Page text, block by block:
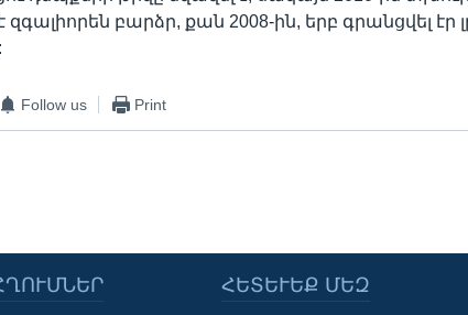
զգալիորեն բարձր, քան 2008-ին, երբ գրանցվել էր
Follow us Print
ՀԵՏԵՒԵՔ ՄԵԶ